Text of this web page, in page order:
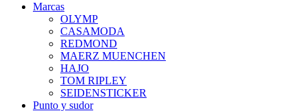
Marcas
OLYMP
CASAMODA
REDMOND
MAERZ MUENCHEN
HAJO
TOM RIPLEY
SEIDENSTICKER
Punto y sudor